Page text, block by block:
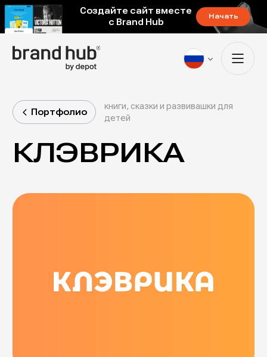
Создайте сайт вместе
с Brand Hub
Начать
Портфолио
книги, сказки и развивашки для
детей
КЛЭВРИКА